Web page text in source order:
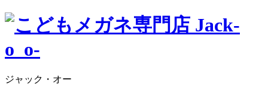
ジャック・オー